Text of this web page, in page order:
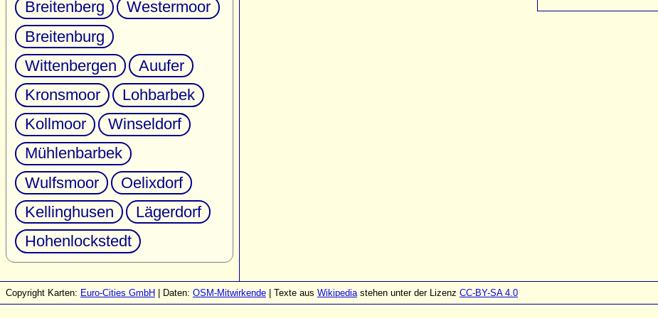
Breitenberg
Westermoor
Breitenburg
Wittenbergen
Auufer
Kronsmoor
Lohbarbek
Kollmoor
Winseldorf
Mühlenbarbek
Wulfsmoor
Oelixdorf
Kellinghusen
Lägerdorf
Hohenlockstedt
Copyright Karten: Euro-Cities GmbH | Daten: OSM-Mitwirkende | Texte aus Wikipediastehen unter der Lizenz CC-BY-SA 4.0